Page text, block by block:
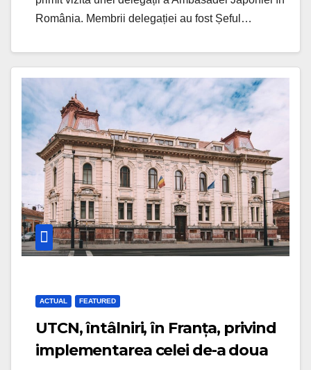
România. Membrii delegației au fost Șeful…
ACTUAL FEATURED
UTCN, întâlniri, în Franța, privind
implementarea celei de-a doua